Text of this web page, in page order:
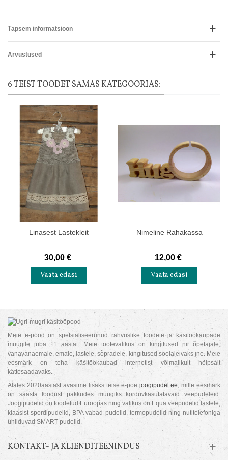
Täpsem informatsioon
Arvustused
6 TEIST TOODET SAMAS KATEGOORIAS:
Linasest Lastekleit
30,00 €
Vaata edasi
Nimeline Rahakassa
12,00 €
Vaata edasi
Meie e-pood on spetsialiseerunud rahvuslike toodete ja käsitöökaupade
müügile juba 11 aastat. Meie tootevalikus on kingitused nii õpetajale,
vanavanaemale, emale, lastele, sõpradele, kingitused soolaleivaks jne. Meie
eesmärk on teha käsitöökaubad internetist võimalikult hõlpsalt
kättesaadavaks.
Alates 2020aastast avasime lisaks teise e-poejoogipudel.ee , mille eesmärk
on säästa loodust pakkudes müügiks korduvkasutatavaid veepudeleid.
Joogipudelid on toodetud Euroopas ning valikus on Equa veepudelid lastele,
klaasist spordipudelid, BPA vabad pudelid, termopudelid ning nutitelefoniga
ühilduvad SMART pudelid.
KONTAKT- JA KLIENDITEENINDUS